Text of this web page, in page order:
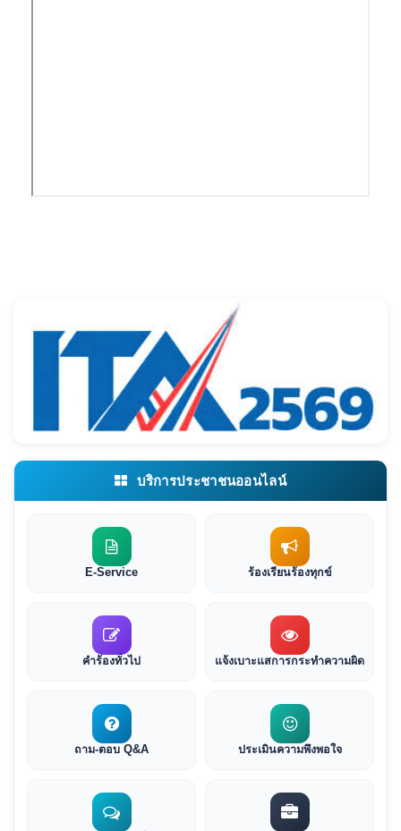
บริการประชาชนออนไลน์
E-Service ร้องเรียนร้องทุกข์
คำร้องทั่วไป แจ้งเบาะแสการกระทำความผิด
ถาม-ตอบ Q&A ประเมินความพึงพอใจ